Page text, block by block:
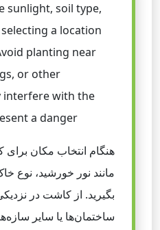
sunlight, soil type,
a location
planting near
or other
interfere with the
a danger.
هنگام انتخاب مکان
مانند نور خورشید، نوع
بگیرید. از کاشت در
ساختمان‌ها یا سایر